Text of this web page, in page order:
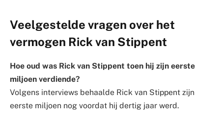
Veelgestelde vragen over het
vermogen Rick van Stippent
Hoe oud was Rick van Stippent toen hij zijn eerste
miljoen verdiende?
Volgens interviews behaalde Rick van Stippent zijn
eerste miljoen nog voordat hij dertig jaar werd.